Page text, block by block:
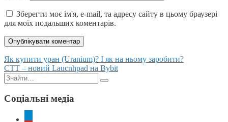
Зберегти моє ім'я, e-mail, та адресу сайту в цьому браузері
для моїх подальших коментарів.
Posts
navigation
Як купити уран (Uranium)? І як на ньому заробити?
CTT – новий Laucnhpad на Bybit
Пошук:
Соціальні медіа